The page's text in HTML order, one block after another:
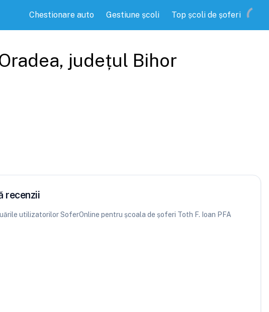
Chestionare auto Gestiune școli Top școli de șoferi
, județul Bihor
recenzii
utilizatorilor SoferOnline pentru școala de șoferi Toth F. Ioan PFA